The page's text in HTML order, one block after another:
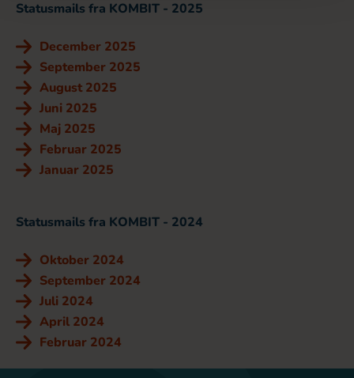
Statusmails fra KOMBIT - 2025
December 2025
September 2025
August 2025
Juni 2025
Maj 2025
Februar 2025
Januar 2025
Statusmails fra KOMBIT - 2024
Oktober 2024
September 2024
Juli 2024
April 2024
Februar 2024